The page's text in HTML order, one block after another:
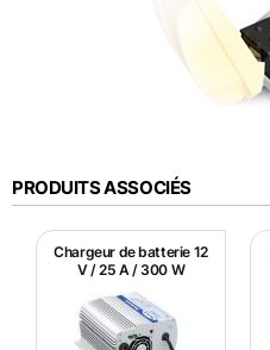
PRODUITS ASSOCIÉS
Chargeur de batterie 12
V / 25 A / 300 W